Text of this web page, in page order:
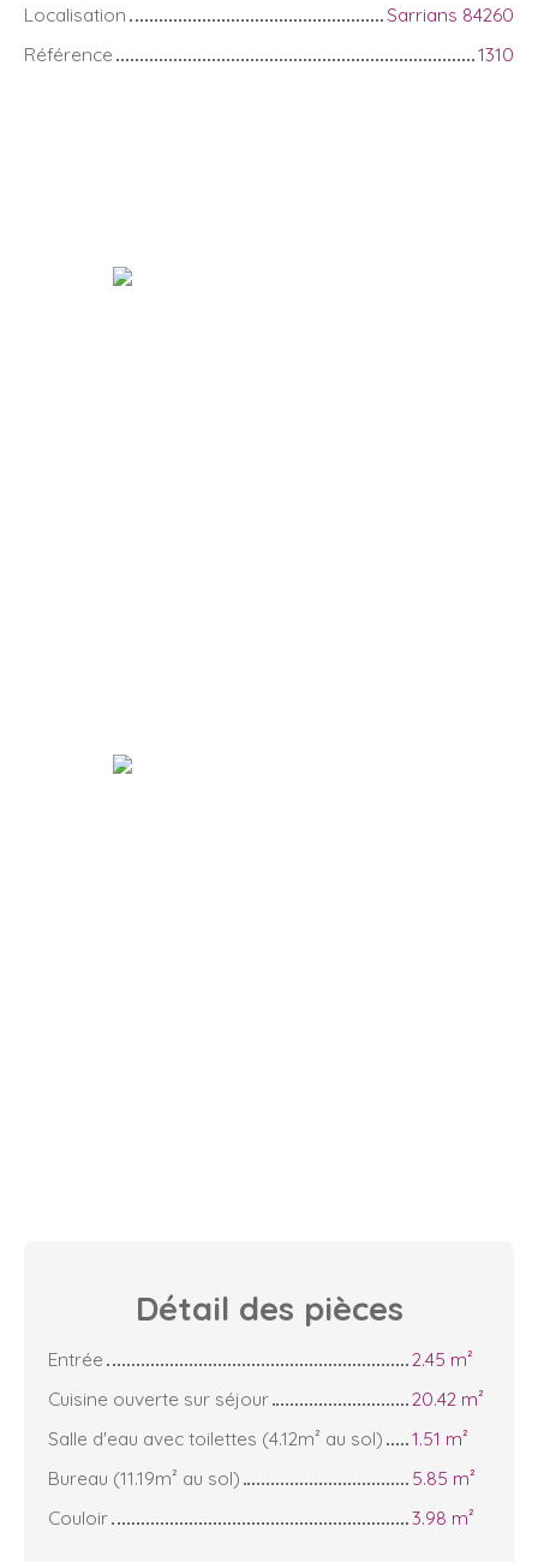
Localisation
Sarrians 84260
Référence
1310
Détail des pièces
Entrée
2.45 m²
Cuisine ouverte sur séjour
20.42 m²
Salle d'eau avec toilettes (4.12m² au sol)
1.51 m²
Bureau (11.19m² au sol)
5.85 m²
Couloir
3.98 m²